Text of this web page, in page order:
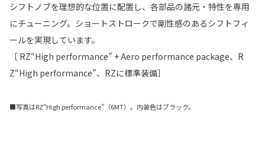
シフトノブを理想的な位置に配置し、各部品の諸元・特性を専用
にチューニング。ショートストロークで剛性感のあるシフトフィ
ールを実現しています。
［ RZ“High performance” + Aero performance package、R
Z“High performance”、RZに標準装備］
■写真はRZ“High performance”（6MT）。内装色はブラック。